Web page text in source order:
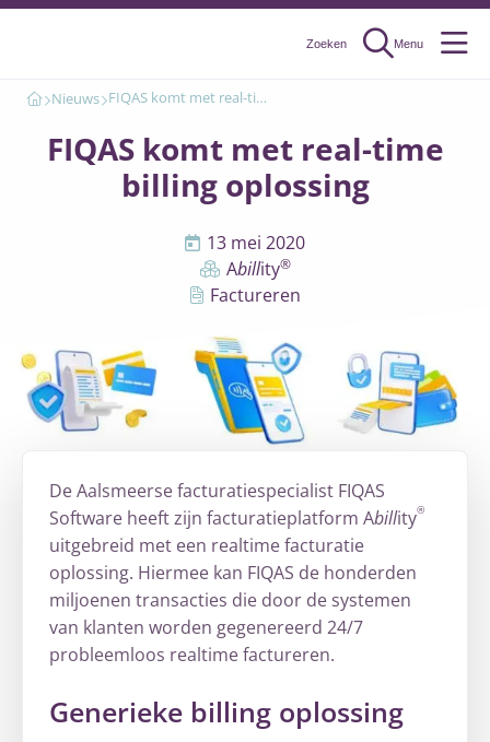
Zoeken
Menu
Nieuws FIQAS komt met real-time billing oplossing
FIQAS komt met real-time
billing oplossing
13 mei 2020
Abillity®
Factureren
De Aalsmeerse facturatiespecialist FIQAS
Software heeft zijn facturatieplatform Abillity®
uitgebreid met een realtime facturatie
oplossing. Hiermee kan FIQAS de honderden
miljoenen transacties die door de systemen
van klanten worden gegenereerd 24/7
probleemloos realtime factureren.
Generieke billing oplossing